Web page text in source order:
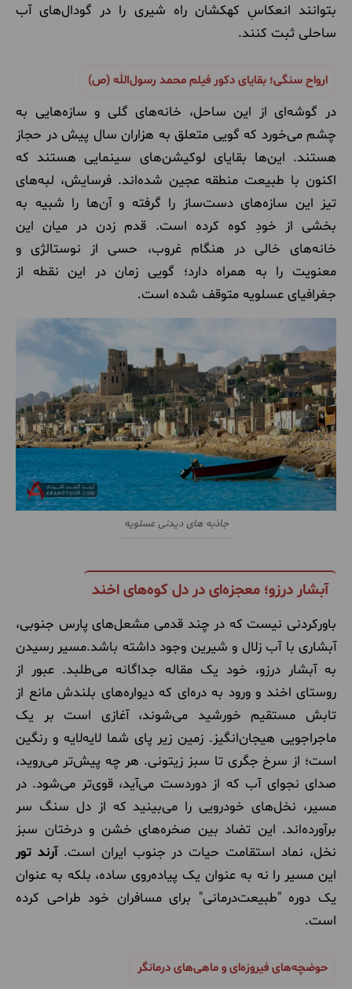
بتوانند انعکاسِ کهکشان راه شیری را در گودال‌های آب
ساحلی ثبت کنند.
ارواح سنگی؛ بقایای دکور فیلم محمد رسول‌الله (ص)
در گوشه‌ای از این ساحل، خانه‌های گلی و سازه‌هایی به
چشم می‌خورد که گویی متعلق به هزاران سال پیش در حجاز
هستند. این‌ها بقایای لوکیشن‌های سینمایی هستند که
اکنون با طبیعت منطقه عجین شده‌اند. فرسایش، لبه‌های
تیز این سازه‌های دست‌ساز را گرفته و آن‌ها را شبیه به
بخشی از خودِ کوه کرده است. قدم زدن در میان این
خانه‌های خالی در هنگام غروب، حسی از نوستالژی و
معنویت را به همراه دارد؛ گویی زمان در این نقطه از
جغرافیای عسلویه متوقف شده است.
جاذبه های دیدنی عسلویه
آبشار درزو؛ معجزه‌ای در دل کوه‌های اخند
باورکردنی نیست که در چند قدمی مشعل‌های پارس جنوبی،
آبشاری با آب زلال و شیرین وجود داشته باشد.مسیر رسیدن
به آبشار درزو، خود یک مقاله جداگانه می‌طلبد. عبور از
روستای اخند و ورود به دره‌ای که دیواره‌های بلندش مانع از
تابش مستقیم خورشید می‌شوند، آغازی است بر یک
ماجراجویی هیجان‌انگیز. زمین زیر پای شما لایه‌لایه و رنگین
است؛ از سرخ جگری تا سبز زیتونی. هر چه پیش‌تر می‌روید،
صدای نجوای آب که از دوردست می‌آید، قوی‌تر می‌شود. در
مسیر، نخل‌های خودرویی را می‌بینید که از دل سنگ سر
برآورده‌اند. این تضاد بین صخره‌های خشن و درختان سبز
نخل، نماد استقامت حیات در جنوب ایران است.آرند تور
این مسیر را نه به عنوان یک پیاده‌روی ساده، بلکه به عنوان
یک دوره "طبیعت‌درمانی" برای مسافران خود طراحی کرده
است.
حوضچه‌های فیروزه‌ای و ماهی‌های درمانگر